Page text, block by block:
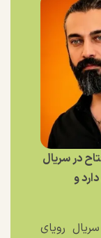
در سریال
و
رویای